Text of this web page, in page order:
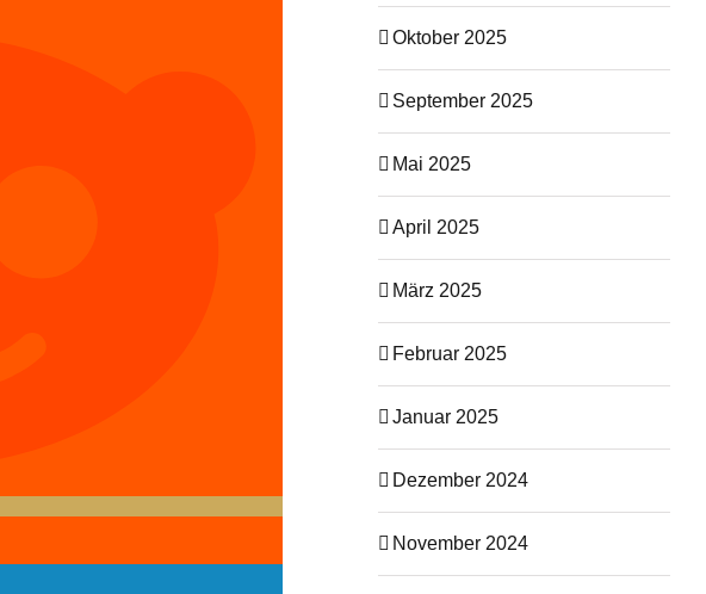
Oktober 2025
September 2025
Mai 2025
April 2025
März 2025
Februar 2025
Januar 2025
Dezember 2024
November 2024